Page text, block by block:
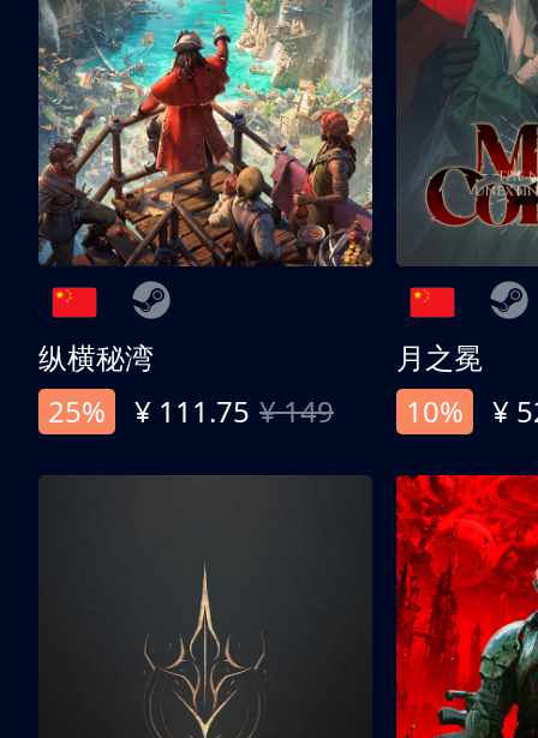
纵横秘湾
25%
¥ 111.75 ¥ 149
月之冕
10%
¥